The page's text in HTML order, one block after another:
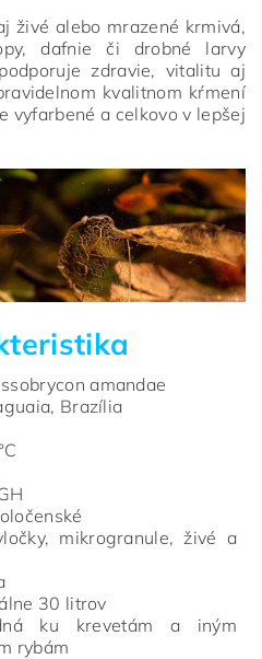
živé alebo mrazené krmivá,
dafnie či drobné larvy
zdravie, vitalitu aj
kvalitnom kŕmení
vyfarbené a celkovo v lepšej
amandae
Brazília
mikrogranule, živé a
30 litrov
ku krevetám a iným
rybám